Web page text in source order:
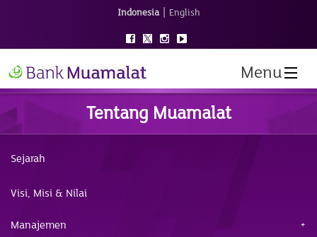
Indonesia | English
Menu
Tentang Muamalat
Sejarah
Visi, Misi & Nilai
Manajemen